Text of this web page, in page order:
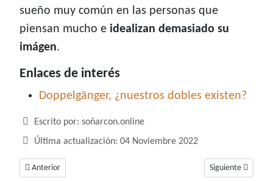
sueño muy común en las personas que
piensan mucho e idealizan demasiado su
imágen.
Enlaces de interés
Doppelgänger, ¿nuestros dobles existen?
Detalles
Escrito por: soñarcon.online
Última actualización: 04 Noviembre 2022
Artículo anterior: Soñar con pajarito, un sueño vinculado a la libertad
Anterior Artículo
Siguiente